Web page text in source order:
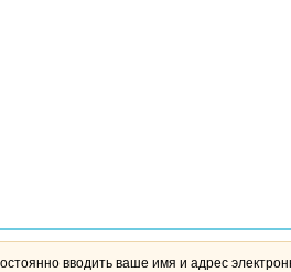
вводить ваше имя и адрес